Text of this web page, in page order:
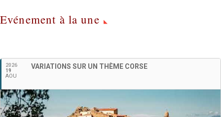
Français
Evénement à la une
2026
19
AOU
VARIATIONS SUR UN THÈME CORSE